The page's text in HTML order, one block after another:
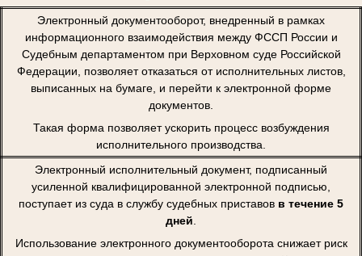
Электронный документооборот, внедренный в рамках
информационного взаимодействия между ФССП России и
Судебным департаментом при Верховном суде Российской
Федерации, позволяет отказаться от исполнительных листов,
выписанных на бумаге, и перейти к электронной форме
документов.
Такая форма позволяет ускорить процесс возбуждения
исполнительного производства.
Электронный исполнительный документ, подписанный
усиленной квалифицированной электронной подписью,
поступает из суда в службу судебных приставов в течение 5
дней
Использование электронного документооборота снижает риск